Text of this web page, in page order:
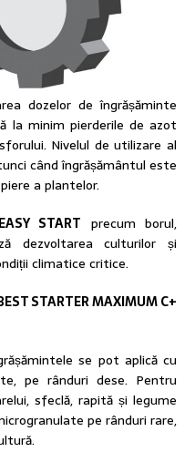
dozelor de îngrășăminte
la minim pierderile de azot
Nivelul de utilizare al
când îngrășământul este
a plantelor.
EASY START precum borul,
dezvoltarea culturilor și
climatice critice.
STARTER MAXIMUM C+
se pot aplică cu
pe rânduri dese. Pentru
sfeclă, rapită și legume
pe rânduri rare,